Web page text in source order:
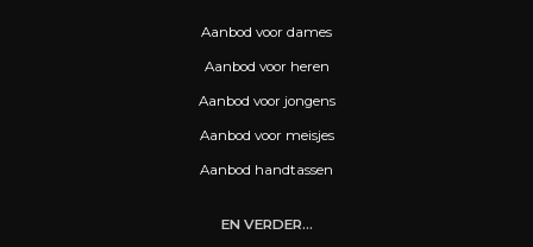
Aanbod voor dames
Aanbod voor heren
Aanbod voor jongens
Aanbod voor meisjes
Aanbod handtassen
EN VERDER...